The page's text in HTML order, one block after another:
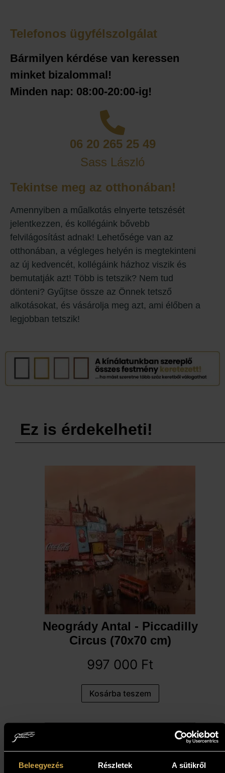
Beleegyezés Részletek A sütikről
Telefonos ügyfélszolgálat
Bármilyen kérdése van keressen
minket bizalommal!
Minden nap: 08:00-20:00-ig!
06 20 265 25 49
Sass László
Tekintse meg az otthonában!
Amennyiben a műalkotás elnyerte tetszését
jelentkezzen, és kollégáink bővebb
felvilágosítást adnak! Lehetősége van az
otthonában, a végleges helyén is megtekinteni
az új kedvencét, kollégáink házhoz viszik és
bemutatják azt! Több is tetszik? Nem tud
dönteni? Gyűjtse össze az Önnek tetsző
alkotásokat, és vásárolja meg azt, ami élőben a
legjobban tetszik!
Ez is érdekelheti!
Neogrády Antal - Piccadilly
Circus (70x70 cm)
997 000 Ft
Kosárba teszem